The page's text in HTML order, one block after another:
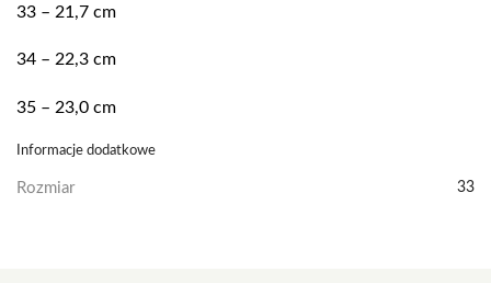
33 – 21,7 cm
34 – 22,3 cm
35 – 23,0 cm
Informacje dodatkowe
Rozmiar 33